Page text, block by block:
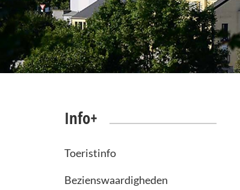
Info+
Toeristinfo
Bezienswaardigheden